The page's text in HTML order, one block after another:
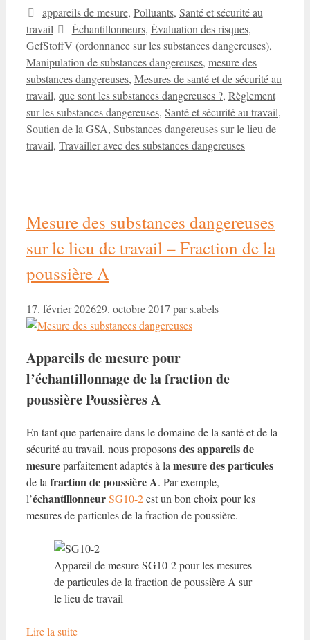
Catégories
appareils de mesure, Polluants, Santé et sécurité au
travail
Étiquettes
Échantillonneurs, Évaluation des risques,
GefStoffV (ordonnance sur les substances dangereuses),
Manipulation de substances dangereuses, mesure des
substances dangereuses, Mesures de santé et de sécurité au
travail, que sont les substances dangereuses ?, Règlement
sur les substances dangereuses, Santé et sécurité au travail,
Soutien de la GSA, Substances dangereuses sur le lieu de
travail, Travailler avec des substances dangereuses
Mesure des substances dangereuses
sur le lieu de travail – Fraction de la
poussière A
17. février 202629. octobre 2017 pars.abels
Appareils de mesure pour
l’échantillonnage de la fraction de
poussièrePoussières A
En tant que partenaire dans le domaine de la santé et de la
sécurité au travail, nous proposonsdes appareils de
mesureparfaitement adaptés à la mesure des particules
de la fraction de poussière A. Par exemple,
l’échantillonneurSG10-2est un bon choix pour les
mesures de particules de la fraction de poussière.
Appareil de mesure SG10-2 pour les mesures
de particules de la fraction de poussière A sur
le lieu de travail
Lire la suite